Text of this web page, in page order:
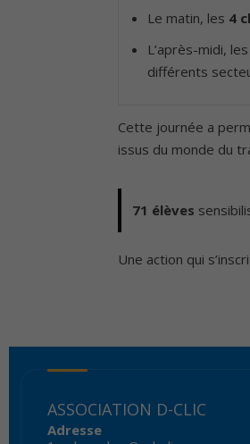
Le matin, les 4
L’après-midi,
différents
Cette journée a
issus du monde du
71 élèves
Une action qui
ASSOCIATION D-CLIC
Adresse